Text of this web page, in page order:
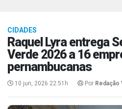
CIDADES
Raquel Lyra entrega
Verde 2026 a 16
pernambucanas
10 jun, 2026 22:51h Por